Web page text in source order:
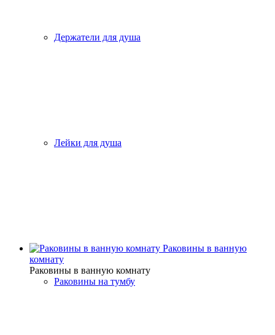
Держатели для душа
Лейки для душа
Раковины в ванную
комнату
Раковины в ванную комнату
Раковины на тумбу